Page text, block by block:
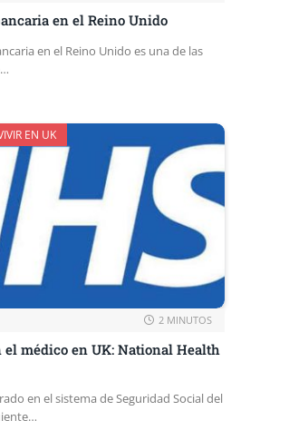
en el Reino Unido
en el Reino Unido es una de las
EN UK
2 MINUTOS
el médico en UK: National Health
en el sistema de Seguridad Social del